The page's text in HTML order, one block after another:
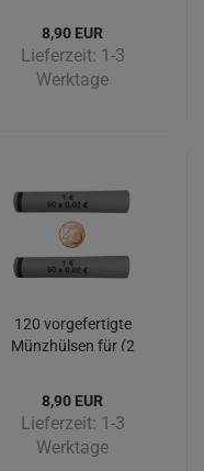
8,90 EUR
Lieferzeit: 1-3
Werktage
120 vorgefertigte
Münzhülsen für (2
8,90 EUR
Lieferzeit: 1-3
Werktage